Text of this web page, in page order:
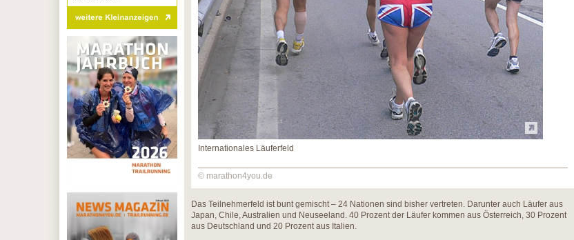
Internationales Läuferfeld
© marathon4you.de
Das Teilnehmerfeld ist bunt gemischt – 24 Nationen sind bisher vertreten. Darunter auch Läufer aus
Japan, Chile, Australien und Neuseeland. 40 Prozent der Läufer kommen aus Österreich, 30 Prozent
aus Deutschland und 20 Prozent aus Italien.